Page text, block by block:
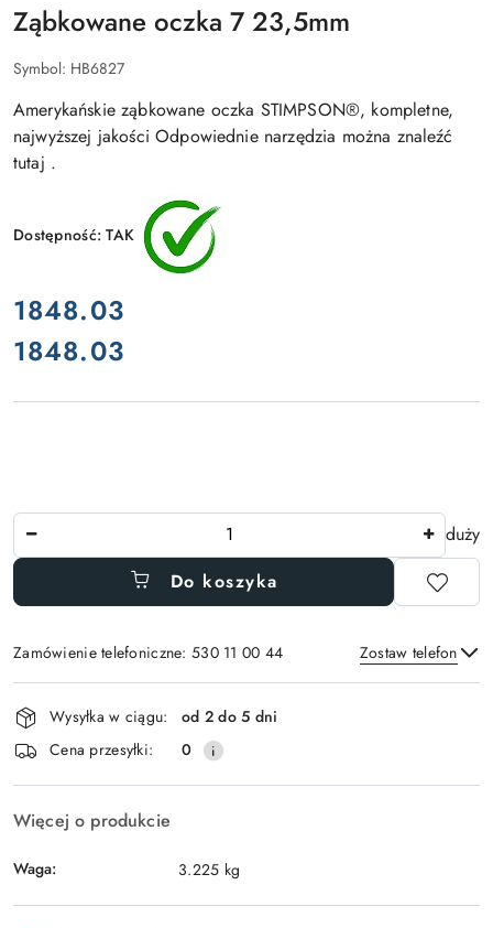
Ząbkowane oczka 7 23,5mm
Symbol: HB6827
Amerykańskie ząbkowane oczka STIMPSON®, kompletne,
najwyższej jakości Odpowiednie narzędzia można znaleźć
tutaj .
Dostępność:TAK
cena:
1848.03
Cena:
1848.03
Ilość
duży
Do koszyka
Zamówienie telefoniczne: 530 11 00 44 Zostaw telefon
Wyślij
Dostępność
i
dostawa
Wysyłka w ciągu:
od 2 do 5 dni
Cena przesyłki:
0
Więcej o produkcie
Waga: 3.225 kg